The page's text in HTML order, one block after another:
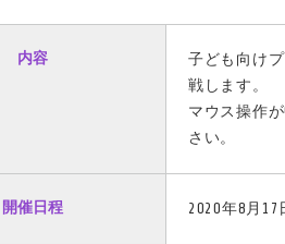
内容
子ども向け
戦します。
マウス操作
さい。
開催日程 2020年8月17